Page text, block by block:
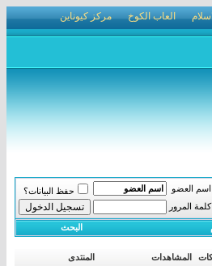
العاب الكوخ مركز كيوناين
اسم العضو
حفظ البيانات؟
كلمة المرور
البحث
المشاهدات المنتدى